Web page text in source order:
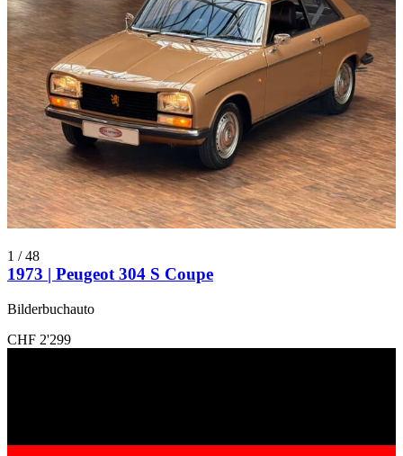
Peugeot 106
Peugeot 203
Peugeot 204
Peugeot 205
Peugeot 206
Peugeot 304
Peugeot 305
Peugeot 403
Peugeot 404
Peugeot 406
Peugeot 504
Peugeot J7
1 /48
1973 | Peugeot 304 S Coupe
Bilderbuchauto
CHF 2'299